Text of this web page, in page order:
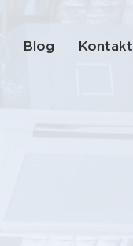
Blog Kontakt